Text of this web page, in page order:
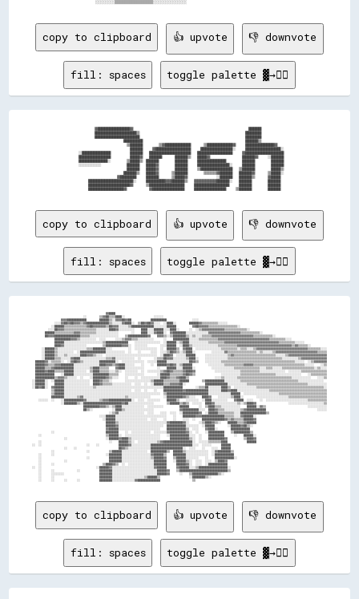
copy to clipboard 👍 upvote 👎 downvote
fill: spaces toggle palette ▓→✊🏽
            ▓▓████████████████████▓▓                                                                        ████████
            ██████████████████████████▒▒                                                                  ██████████
            ████████████████████████████                                                                  ██████████
                              ████████████                                                                ████████▒▒
                                ▒▒████████          ▒▒▓▓████████████████        ▒▒████████████████▓▓      ██████████████████▓▓
                                  ████████      ▓▓██████████████████████      ████████████████████░░      ██████████████████████░░
  ░░██████████████████            ████████    ██████████████████████████    ██████████████████████      ▓▓████████████████████████
  ████████████████████            ██████▓▓    ████████        ████████▒▒    ██████▓▓                    ████████▓▓      ░░████████
  ██████████████████░░          ▒▒██████▒▒  ████████          ████████      ██████████████████          ████████          ████████
  ░░░░░░░░░░░░░░                ████████    ██████▓▓          ████████      ████████████████████░░      ████████          ████████
                                ████████    ██████▓▓          ████████      ▒▒████████████████████    ▒▒████████          ██████▒▒
                              ████████▒▒    ██████▓▓        ▒▒████████          ▒▒▒▒▒▒▒▒▓▓████████    ████████▓▓        ▒▒██████░░
                          ▓▓██████████      ████████        ▒▒██████▓▓                  ░░████████    ████████▒▒        ▓▓██████
        ████████████████████████████░░      ████████████▓▓▓▓████████▒▒    ▓▓▓▓▓▓▓▓▓▓▓▓▓▓████████░░    ████████          ████████
        ██████████████████████████▓▓        ▒▒██████████████████████      ██████████████████████      ████████          ████████
copy to clipboard 👍 upvote 👎 downvote
fill: spaces toggle palette ▓→✊🏽
                                              ▓▓████
                                ░░        ▒▒▓▓██▒▒▒▒████░░                  ░░░░░░
                  ▓▓▓▓████████████        ██████▒▒░░▓▓▓▓██▓▓██            ██████████                ░░░░
              ░░░░▓▓██▓▓██▓▓▓▓▒▒▓▓██████████████▒▒░░░░░░▓▓████░░  ▒▒██▓▓██▓▓░░░░  ░░████░░        ██████▓▓▒▒▒▒▒▒▒▒▒▒░░░░░░
            ░░██████▒▒▒▒▒▒▒▒▒▒▒▒▒▒▓▓██▓▓▓▓▓▓▓▓▒▒██▓▓▓▓░░░░░░▒▒██████████████░░░░░░░░██████          ▓▓██▓▓▓▓▓▓▒▒▒▒▒▒▒▒▒▒▒▒▒▒▒▒▒▒░░
          ░░░░██▓▓▓▓▒▒▒▒▒▒▒▒▒▒▒▒▒▒▒▒▒▒▒▒░░░░░░░░████▓▓░░░░░░░░░░    ████░░░░██████░░░░████░░      ░░  ░░▒▒▓▓▓▓▓▓▓▓▓▓▓▓▓▓▒▒▒▒▒▒▒▒▒▒▒▒▒▒░░
        ██████▒▒▒▒▒▒▒▒▒▒▒▒▓▓▓▓▒▒▒▒▒▒▒▒▒▒░░░░░░░░░░░░░░        ░░    ████░░░░▓▓████░░  ▓▓████████░░░░░░░░░░░░░░▓▓▓▓▓▓▓▓▓▓▓▓▓▓▓▓▓▓▓▓▒▒▒▒▒▒▒▒▒▒▒▒░░
        ██▓▓▓▓████████████████▒▒▒▒▒▒░░░░░░░░░░░░░░░░░░    ▒▒████████████▓▓    ▓▓▓▓▒▒░░▒▒████████▒▒░░▒▒░░░░▒▒▒▒▒▒▓▓▓▓▓▓▓▓▓▓▓▓▓▓▓▓▓▓▓▓▓▓▓▓▓▓▒▒▒▒▒▒▒▒▒▒▒▒░░
              ██████████▓▓▓▓▒▒░░░░░░░░░░  ░░░░      ░░░░▒▒▓▓▓▓▒▒▒▒░░░░░░░░░░      ░░    ██████████░░░░░░▒▒▒▒▒▒▒▒▒▒▒▒▓▓▓▓▓▓▓▓▓▓▓▓▓▓▓▓▓▓▓▓▓▓▓▓▓▓▓▓▓▓▓▓▒▒▒▒▒▒▒▒▒▒░░░░
              ██████░░░░░░░░░░░░░░░░░░░░░░░░▒▒██████████████    ░░░░░░░░░░░░░░░░  ░░██████░░▒▒████░░░░░░░░░░░░▒▒▒▒▒▒▒▒▒▒▓▓▓▓▓▓▓▓▓▓▓▓▓▓▓▓▓▓▓▓▓▓▓▓▓▓▓▓▓▓▓▓▓▓▒▒▒▒▒▒▒▒▒▒░░░░░░
              ████▓▓░░░░░░░░░░░░░░          ▒▒██████████▓▓▓▓░░  ░░░░░░░░        ░░░░██████  ░░████▒▒░░░░░░░░░░░░░░░░▒▒▒▒▒▒▒▒▒▒▒▒▓▓▓▓▓▓▓▓▓▓▓▓▓▓▓▓▓▓▓▓▓▓▓▓▓▓▓▓▓▓▓▓▓▓▒▒▓▓▒▒▒▒▒▒░░
      ░░██████▒▒░░░░░░░░░░░░░░░░░░▒▒▒▒████████░░░░          ░░  ░░░░░░░░░░░░░░  ░░  ██████▒▒  ▓▓████  ░░░░░░░░░░░░░░░░▒▒▒▒▒▒▒▒▒▒░░▒▒▒▒░░░░▒▒▓▓▓▓▓▓▓▓▓▓▓▓▓▓▓▓▓▓▓▓▓▓▓▓▓▓▓▓▓▓▓▓▒▒▒▒▒▒▒▒░░░░
      ░░██████▒▒░░░░░░░░░░  ░░████████████████░░░░░░░░░░░░  ░░    ░░      ░░░░  ░░░░▒▒██▓▓▒▒░░▒▒████░░          ░░░░░░░░▓▓▒▒▒▒▒▒▒▒▒▒▒▒▒▒▒▒▒▒░░▒▒░░░░░░▒▒▓▓▓▓▓▓▓▓▓▓▓▓▓▓▓▓▓▓▓▓▓▓▓▓▓▓▒▒▒▒▒▒
      ░░██████▒▒░░░░▒▒░░░░░░░░████▓▓▓▓▒▒░░░░  ░░░░░░░░░░░░░░░░░░░░░░░░░░░░░░░░  ░░████▓▓  ░░░░░░██████      ░░░░░░░░░░░░░░▒▒▓▓▒▒▒▒▒▒▒▒▒▒▒▒▒▒▒▒▒▒▒▒▒▒▒▒▒▒░░░░░░▒▒▓▓▓▓▓▓▓▓▓▓▓▓▓▓▓▓▓▓▓▓▓▓▓▓
      ░░██████▒▒▒▒░░░░░░▓▓████░░░░░░░░░░░░░░░░▒▒▒▒▓▓░░░░░░░░░░░░  ░░        ░░▒▒▒▒██▓▓▓▓░░░░░░░░▒▒████░░    ░░░░░░░░░░░░░░▒▒▒▒▒▒▒▒▒▒▒▒▒▒▒▒▒▒▒▒▒▒▒▒▒▒▒▒▒▒▒▒▒▒░░░░░░░░░░▒▒▓▓▓▓▓▓▓▓▓▓▓▓▓▓▓▓
  ██████▓▓░░▒▒▒▒▒▒░░  ░░▓▓██▓▓▒▒░░░░░░░░░░██████████░░  ░░░░░░░░░░░░░░  ░░░░░░██████░░░░░░░░░░░░░░██▓▓▒▒    ░░░░░░░░░░▒▒▒▒▒▒▒▒▒▒▒▒▒▒▒▒▒▒▒▒▒▒▒▒▒▒▒▒▒▒▒▒▒▒▒▒▒▒▒▒▒▒▒▒▒▒░░░░░░  ░░▒▒▓▓▓▓▓▓▓▓
  ██████▓▓▒▒▒▒▓▓▓▓████████░░░░░░░░░░░░░░░░████▓▓▓▓▒▒▓▓████░░░░░░    ░░    ░░  ██████▓▓██▓▓░░▒▒██████          ░░░░░░░░░░▒▒▒▒▒▒▒▒▒▒▒▒▓▓▓▓▓▓▒▒▒▒▒▒▒▒▒▒▒▒▒▒▒▒▒▒▒▒▒▒▒▒▒▒▒▒▒▒▒▒░░░░░░    ░░▒▒
  ██████▒▒▒▒▓▓████████████░░░░░░░░░░▒▒████▒▒▒▒▒▒    ▓▓████░░░░░░░░░░░░        ░░    ██████░░░░██████░░          ░░░░░░░░░░░░░░▒▒▒▒▒▒▒▒▒▒▒▒▒▒▒▒░░░░▒▒▒▒░░░░░░▒▒▒▒▒▒▒▒▒▒▒▒▒▒▒▒▒▒▒▒░░▒▒░░░░
  ██████▓▓████▒▒▒▒▒▒██████░░░░░░░░  ▒▒████▒▒▒▒▒▒░░░░▒▒░░  ░░░░░░░░  ░░  ░░░░░░░░▒▒▓▓██▓▓▒▒▒▒▒▒▓▓████▓▓            ░░░░░░░░░░░░░░░░▒▒▒▒▒▒▒▒▒▒▒▒░░░░░░░░░░░░░░░░  ░░░░░░░░▒▒▒▒▒▒▒▒▒▒▒▒▒▒▒▒
  ████████████    ░░██████░░░░░░░░░░░░██████████▒▒▒▒▒▒    ░░░░░░░░░░░░        ░░██████▒▒▒▒▒▒▒▒▓▓██▓▓▒▒                ░░░░░░░░░░░░▒▒▒▒▒▒▒▒▒▒▒▒▒▒▒▒▒▒▒▒▒▒░░░░░░░░░░░░░░░░    ░░▒▒▒▒▒▒▒▒▒▒
  ████████████▒▒▓▓▓▓▒▒░░░░░░  ░░    ░░████████▓▓▒▒░░░░    ░░    ░░  ░░░░░░░░░░░░████▓▓▒▒▒▒▓▓████▒▒                ░░░░▒▒░░░░░░░░▒▒▒▒▒▒▒▒▒▒▒▒▒▒▒▒▒▒▒▒▒▒▒▒▒▒▒▒▒▒▒▒▒▒░░░░░░░░░░░░    ░░░░▒▒
░░██████░░  ░░██████░░░░░░░░░░░░░░░░  ████▓▓▒▒▒▒░░        ░░░░░░░░░░░░░░░░▒▒██████▒▒▒▒▒▒▒▒▒▒██████        ▒▒████████████░░░░░░░░░░▒▒▒▒▒▒▒▒▒▒▒▒▒▒▒▒▒▒▒▒▒▒▒▒▒▒▒▒▒▒▒▒▒▒▒▒░░░░░░░░░░░░░░░░
░░██████░░    ██████░░░░░░░░░░░░░░░░  ████▓▓▒▒▒▒▒▒░░░░░░░░░░░░  ░░░░  ░░  ░░██████▒▒▒▒▓▓▓▓▓▓██░░            ██████████████░░░░░░░░░░░░▒▒▒▒▒▒▒▒▒▒▒▒▒▒▒▒▒▒▒▒▒▒▒▒▒▒▒▒▒▒▒▒▒▒▒▒▒▒░░░░░░░░░░░░
░░██▓▓██░░  ▓▓██████░░░░░░░░░░░░░░░░░░▒▒░░░░░░░░░░░░░░░░░░░░░░░░░░░░░░░░░░░░░░░░░░████████████        ░░▒▒▒▒██░░░░░░░░████▒▒  ░░░░░░░░░░░░░░▒▒▒▒▒▒▒▒▒▒▒▒▒▒▒▒▒▒▒▒▒▒▒▒▒▒▒▒▒▒▒▒▒▒▒▒▒▒▒▒▒▒░░
            ▒▒██████░░░░░░░░░░░░░░░░░░░░░░░░░░░░░░░░░░░░░░░░░░  ░░░░  ░░    ░░    ████████████▓▓██████████████░░░░░░░░████▓▓████░░░░░░░░░░░░░░░░░░░░▒▒▒▒▒▒▒▒▒▒▒▒▒▒▒▒▒▒▒▒▒▒▒▒▒▒▒▒▒▒▒▒▒▒▒▒
            ▒▒██████░░░░░░░░░░░░░░░░░░░░░░░░░░░░░░░░░░░░░░░░░░░░░░░░░░░░░░░░░░░░  ▒▒██████████████████████████░░░░░░░░░░░░░░██████  ░░░░░░░░░░░░░░░░░░░░░░▒▒▒▒▒▒▒▒▒▒▒▒▒▒▒▒▒▒▒▒▒▒▒▒▒▒▒▒▒▒
            ████████░░░░░░░░▒▒▓▓░░░░░░░░░░░░░░░░░░░░░░░░░░▒▒░░░░░░░░░░░░░░        ░░██████████▓▓▒▒░░░░    ████▓▓    ░░░░░░░░▒▒████░░        ░░░░░░░░░░░░░░░░░░░░▒▒▒▒▒▒▒▒▒▒▒▒▒▒▒▒▒▒▒▒▒▒▒▒
    ░░░░░░  ░░    ░░████████████▓▓░░░░░░░░▒▒▓▓▓▓██████████████░░  ░░░░  ░░░░░░░░    ██████▒▒    ░░░░░░░░  ░░████░░░░░░░░░░    ▓▓████  ░░░░    ░░  ░░░░░░░░░░░░░░░░░░░░░░░░░░▒▒▒▒▒▒▒▒▒▒▒▒
                  ░░████████▒▒░░████████████████████████▓▓██░░░░░░░░░░░░░░░░        ▒▒██████▒▒▓▓▒▒  ░░░░░░  ████▓▓░░░░░░░░░░░░░░▒▒░░▒▒████▓▓                    ░░░░░░░░░░░░░░░░░░░░░░▒▒
                                ██████████▓▓▓▓▒▒░░▒▒████░░░░░░░░░░░░░░  ░░░░░░░░░░          ██████      ░░  ▒▒████▒▒▒▒░░░░░░░░░░░░    ██████░░▓▓▒▒                          ░░░░░░░░░░░░
                                ██▒▒░░            ░░████▒▒░░░░░░░░░░░░░░░░░░                ▓▓██████████░░░░  ████▓▓▒▒▒▒░░░░░░░░░░▒▒▓▓████████████                                ░░░░░░
                                                ░░▒▒▓▓░░░░░░░░░░░░░░░░  ░░░░    ░░░░  ░░░░  ░░██████████▓▓  ░░██████▒▒▒▒▒▒▒▒▒▒░░░░████████████████▒▒
                                          ░░░░██████░░░░░░░░░░░░░░░░░░░░░░░░░░░░░░░░    ░░    ████████▓▓▓▓██████████████▒▒▒▒▒▒░░░░▓▓██████░░
                                            ░░██████░░░░░░░░░░░░░░░░░░░░  ░░░░    ░░    ░░    ░░░░  ░░    ██████████████▓▓▒▒▓▓▒▒▒▒▒▒██████▓▓
                                              ██████▒▒░░░░░░░░░░░░░░░░░░░░░░░░░░░░░░▓▓████████▓▓░░      ░░▒▒████▓▓▒▒░░    ██████▒▒▒▒▓▓██████
                                              ██████▓▓░░░░░░░░░░░░░░░░░░░░░░░░░░░░  ████████████░░░░░░░░  ░░██████        ░░██████▓▓██▒▒░░
                                              ▓▓██████░░░░░░░░░░░░░░░░░░░░░░░░░░    ████████████▒▒  ░░░░    ▓▓████░░        ████████████
            ░░                                ████████    ░░  ░░░░░░░░░░░░  ░░░░░░░░▓▓██████████▓▓░░  ░░    ░░██████████    ▒▒██████████▒▒
    ░░                                        ▒▒██████░░  ░░░░░░░░░░░░░░░░░░░░░░    ░░████████████░░░░  ░░    ██████████      ░░    ██████░░
                    ░░                        ░░██████▓▓████▒▒░░░░░░░░░░░░░░░░░░      ████████████▒▒░░  ░░    ██████████▓▓          ▒▒████▓▓
    ░░                                          ░░    ██████▒▒░░  ░░░░░░░░░░░░▒▒▓▓██████████████████░░  ░░░░░░▒▒▒▒▒▒▒▒████            ██████
░░  ░░                            ░░    ░░            ██████▓▓░░░░░░░░░░░░██████████████████████████░░░░  ░░░░░░      ██████
                    ░░    ░░                          ██▓▓▒▒░░░░░░░░░░░░░░████████████████████░░  ░░░░    ░░    ░░░░  ██████
            ░░                    ░░            ▒▒██████░░░░░░░░░░░░░░░░  ██████████▒▒  ██████▒▒░░░░░░░░░░░░░░  ░░▓▓████████▒▒
    ░░      ░░                                ░░████████░░░░░░░░░░░░░░░░░░▓▓██████▒▒    ████████░░░░░░░░░░░░░░  ░░████████████
    ░░                            ░░            ████████░░░░░░░░░░░░░░░░░░▒▒██████▓▓    ▒▒██████░░░░░░░░    ░░    ████████████░░
    ░░              ░░                          ████████░░░░░░░░░░░░░░░░░░░░████████    ░░██████▒▒░░  ░░░░  ░░░░  ▒▒████▓▓
    ░░      ░░                              ▒▒████▓▓▒▒  ░░  ░░░░░░░░░░░░░░░░████████      ██████▓▓░░  ░░░░  ░░████████████
░░  ░░                                  ░░██████▓▓░░░░░░░░░░░░░░░░░░░░░░░░░░▓▓██████      ▓▓██████░░░░▒▒██████████████████░░
    ░░      ░░              ░░            ████████░░░░░░░░░░░░░░░░░░░░░░░░░░░░██████▓▓    ▒▒██████████████████████████████▒▒
    ░░      ░░░░░░░░                      ████████░░░░░░░░░░░░░░░░░░░░░░░░░░░░██████▓▓      ░░    ▒▒████████████████▒▒░░
    ░░      ░░                            ████████░░░░░░░░░░░░░░░░░░░░▒▒██████▒▒                  ░░████████▒▒░░
copy to clipboard 👍 upvote 👎 downvote
fill: spaces toggle palette ▓→✊🏽